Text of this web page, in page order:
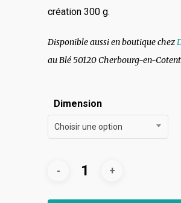
création 300 g.
Disponible aussi en boutique chez
au Blé 50120 Cherbourg-en-
Dimension
Choisir une option